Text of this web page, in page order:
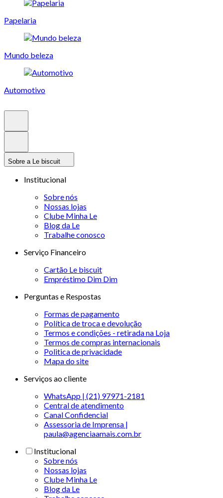
Papelaria
Mundo beleza
Automotivo
Sobre a Le biscuit
Institucional
Sobre nós
Nossas lojas
Clube Minha Le
Blog da Le
Trabalhe conosco
Serviço Financeiro
Cartão Le biscuit
Empréstimo Dim Dim
Perguntas e Respostas
Formas de pagamento
Política de troca e devolução
Termos e condições - retirada na Loja
Termos de compras internacionais
Politica de privacidade
Mapa do site
Serviços ao cliente
WhatsApp | (21) 97971-2181
Central de atendimento
Canal Confidencial
Assessoria de Imprensa |
paula@agenciaamais.com.br
Institucional
Sobre nós
Nossas lojas
Clube Minha Le
Blog da Le